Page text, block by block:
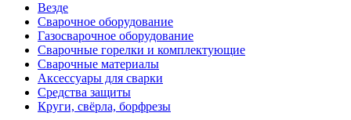
Везде
Сварочное оборудование
Газосварочное оборудование
Сварочные горелки и комплектующие
Сварочные материалы
Аксессуары для сварки
Средства защиты
Круги, свёрла, борфрезы